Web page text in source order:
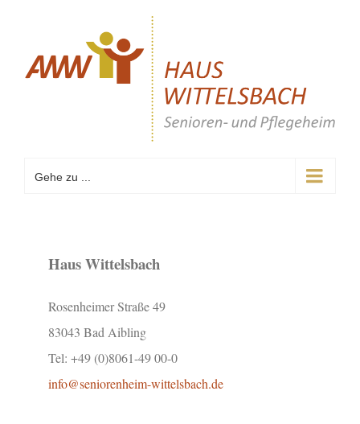
springen
Gehe zu ...
Haus Wittelsbach
Rosenheimer Straße 49
83043 Bad Aibling
Tel: +49 (0)8061-49 00-0
info@seniorenheim-wittelsbach.de